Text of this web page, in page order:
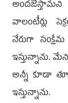
అందజేస్తామని
వాలంటీర్లు
నేరుగా
ఇస్తున్నాను.
అన్నీ కూడా
ఇస్తున్నాను.